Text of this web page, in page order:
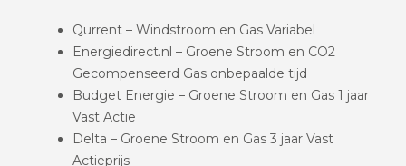
Qurrent – Windstroom en Gas Variabel
Energiedirect.nl – Groene Stroom en CO2
Gecompenseerd Gas onbepaalde tijd
Budget Energie – Groene Stroom en Gas 1 jaar
Vast Actie
Delta – Groene Stroom en Gas 3 jaar Vast
Actieprijs